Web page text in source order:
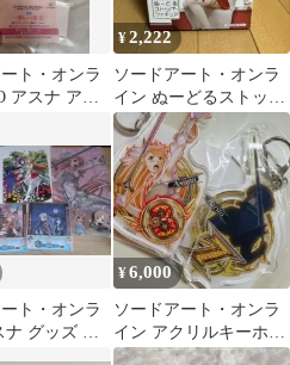
ト・オンラ
アスナ アク
¥2,222
ソードアート・オンラ
イン ぬーどるストッパ
ーフィギュア アスナ
SAO
ト・オンラ
グッズ ま
¥6,000
ソードアート・オンラ
イン アクリルキーホル
ダー アスナ キリト (ホ